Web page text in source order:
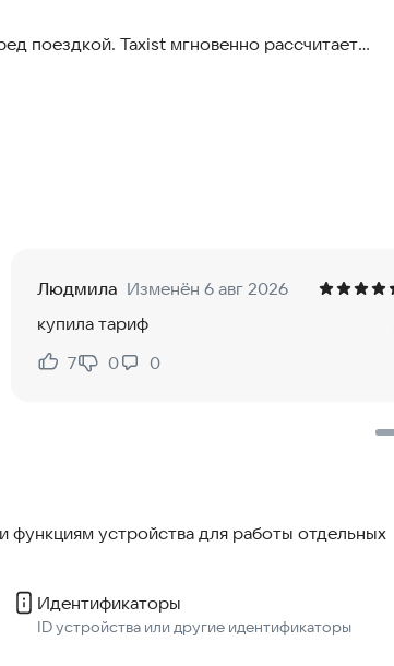
поездкой. Taxist мгновенно рассчитает
Пока новый заказ только поступает, вы уже
и Комфорт+ прямо на экране. Больше
Людмила Изменён 6 авг 2026
купила тариф
Нравится:
7
Не нравится:
0 0
устройства для работы отдельных
Идентификаторы
ID устройства или другие идентификаторы